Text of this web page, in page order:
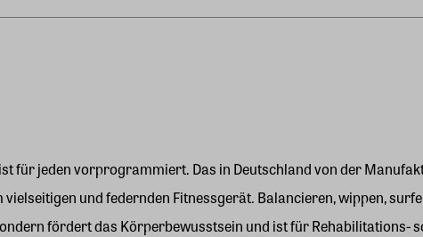
für jeden vorprogrammiert. Das in Deutschland von der
und federnden Fitnessgerät. Balancieren, wippen,
fördert das Körperbewusstsein und ist für Rehabilitations-